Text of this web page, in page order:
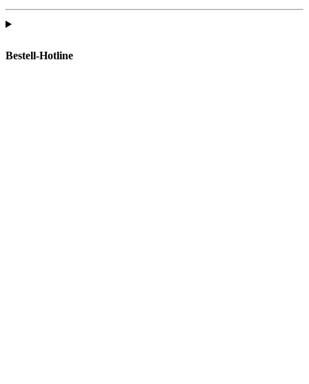
Bestell-Hotline